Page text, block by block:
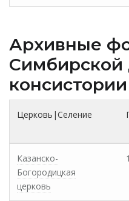
Архивные
Cимбирской
Церковь|Селение
Казанско-
Богородицкая
церковь